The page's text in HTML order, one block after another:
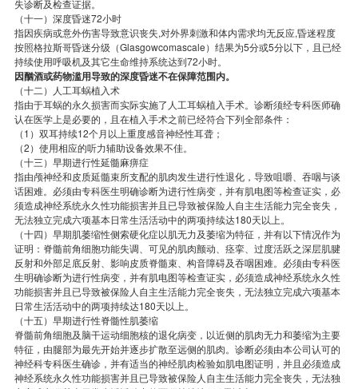
失诊断及检查证据。
（十一）深度昏迷72小时
指因疾病或意外伤害导致意识丧失,对外界刺激和体内需求均无反应,昏迷程度
按照格拉斯哥昏迷分级（Glasgowcomascale）结果为5分或5分以下，且已经
持续使用呼吸机及其它生命维持系统达到72小时。
因酗酒或药物滥用导致的深度昏迷不在保障范围内。
（十二）人工耳蜗植入术
指由于耳蜗的永久损害而实际实施了人工耳蜗植入手术。诊断须经专科医师确
认在医学上是必要的，且在植入手术之前已经符合下列全部条件：
（1）双耳持续12个月以上重度感音神经性耳聋；
（2）使用相应的听力辅助设备效果不佳。
（十三）早期进行性延髓麻痹症
指由颅神经和皮质延髓束所支配的肌肉发生进行性退化，导致咀嚼、吞咽与谈
话困难。必须由专科医生明确诊断为进行性病变，并有肌电图等检查证实，必
须造成神经系统永久性功能损害并且已导致被保险人自主生活能力完全丧失，
无法独立完成六项基本日常生活活动中的两项持续达180天以上。
（十四）早期肌萎缩性侧索硬化症以肌无力及萎缩为特征，并有以下情况作为
证明：脊髓前角细胞功能失调、可见的肌肉颤动、痉挛、过度活跃之深层肌腱
反射和外部足底反射、影响皮质脊髓束、构音障碍及吞咽困难。必须由专科医
生明确诊断为进行性病变，并有肌电图等检查证实，必须造成神经系统永久性
功能损害并且已导致被保险人自主生活能力完全丧失，无法独立完成六项基本
日常生活活动中的两项持续达180天以上。
（十五）早期进行性脊髓性肌萎缩
脊髓前角细胞及脑干运动细胞核的退化病变，以近侧的肌肉无力和萎缩为主要
特征，由腿部为最先开始并逐步扩散至远侧的肌肉。诊断必须由本公司认可的
神经科专科医生确诊，并有适当的神经肌肉检验如肌电图证明，并且必须造成
神经系统永久性功能损害并且已导致被保险人自主生活能力完全丧失，无法独